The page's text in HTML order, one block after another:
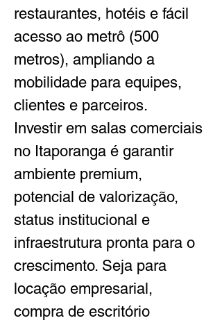
restaurantes, hotéis e fácil
acesso ao metrô (500
metros), ampliando a
mobilidade para equipes,
clientes e parceiros.
Investir em salas comerciais
no Itaporanga é garantir
ambiente premium,
potencial de valorização,
status institucional e
infraestrutura pronta para o
crescimento. Seja para
locação empresarial,
compra de escritório